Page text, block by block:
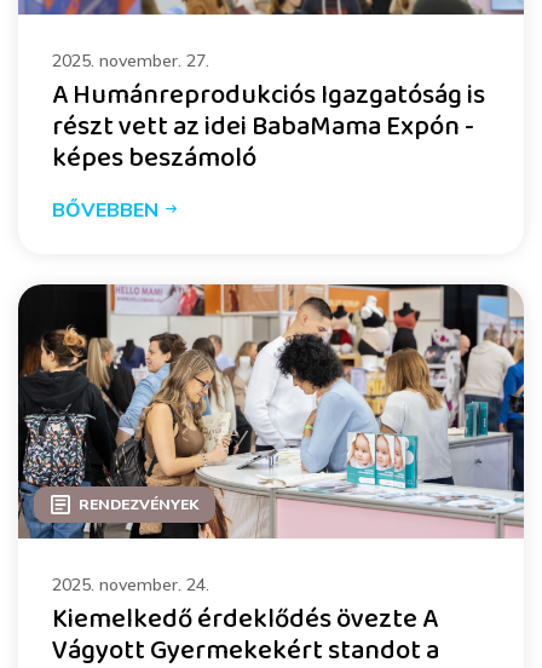
2025. november. 27.
A Humánreprodukciós Igazgatóság is
részt vett az idei BabaMama Expón -
képes beszámoló
BŐVEBBEN
RENDEZVÉNYEK
2025. november. 24.
Kiemelkedő érdeklődés övezte A
Vágyott Gyermekekért standot a